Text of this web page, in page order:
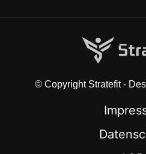
© Copyright Stratefit -